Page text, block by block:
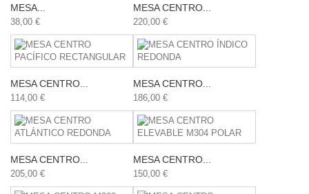
MESA...
38,00 €
MESA CENTRO...
220,00 €
MESA CENTRO...
114,00 €
MESA CENTRO...
186,00 €
MESA CENTRO...
205,00 €
MESA CENTRO...
150,00 €